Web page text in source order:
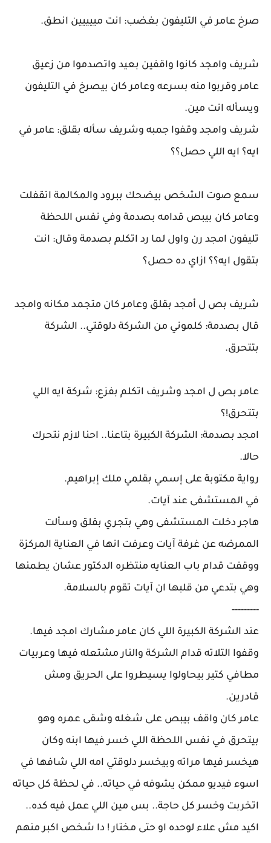
صرخ عامر في التليفون بغضب: انت مييييين انطق.
شريف وامجد كانوا واقفين بعيد واتصدموا من زعيق
عامر وقربوا منه بسرعه وعامر كان بيصرخ في التليفون
ويسأله انت مين.
شريف وامجد وقفوا جمبه وشريف سأله بقلق: عامر في
ايه؟ ايه اللي حصل؟؟
سمع صوت الشخص بيضحك ببرود والمكالمة اتقفلت
وعامر كان بيبص قدامه بصدمة وفي نفس اللحظة
تليفون امجد رن واول لما رد اتكلم بصدمة وقال: انت
بتقول ايه؟؟ ازاي ده حصل؟
شريف بص ل أمجد بقلق وعامر كان متجمد مكانه وامجد
قال بصدمة: كلموني من الشركة دلوقتي.. الشركة
بتتحرق.
عامر بص ل امجد وشريف اتكلم بفزع: شركة ايه اللي
بتتحرق!؟
امجد بصدمة: الشركة الكبيرة بتاعنا.. احنا لازم نتحرك
حالا.
رواية مكتوبة على إسمي بقلمي ملك إبراهيم.
في المستشفى عند آيات.
هاجر دخلت المستشفى وهي بتجري بقلق وسألت
الممرضه عن غرفة آيات وعرفت انها في العناية المركزة
ووقفت قدام باب العنايه منتظره الدكتور عشان يطمنها
وهي بتدعي من قلبها ان آيات تقوم بالسلامة.
---------
عند الشركة الكبيرة اللي كان عامر مشارك امجد فيها.
وقفوا التلاته قدام الشركة والنار مشتعله فيها وعربيات
مطافي كتير بيحاولوا يسيطروا على الحريق ومش
قادرين.
عامر كان واقف بيبص على شغله وشقى عمره وهو
بيتحرق في نفس اللحظة اللي خسر فيها ابنه وكان
هيخسر فيها مراته وبيخسر دلوقتي امه اللي شافها في
اسوء فيديو ممكن يشوفه في حياته.. في لحظة كل حياته
اتخربت وخسر كل حاجة.. بس مين اللي عمل فيه كده..
اكيد مش علاء لوحده او حتى مختار ! دا شخص اكبر منهم